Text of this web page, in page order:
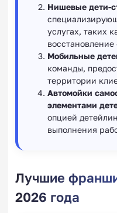
Нишевые дети-
услугах, таких
Мобильные
команды,
территории
Автомойки
элементами
опцией
выполнения
Лучшие
2026 года